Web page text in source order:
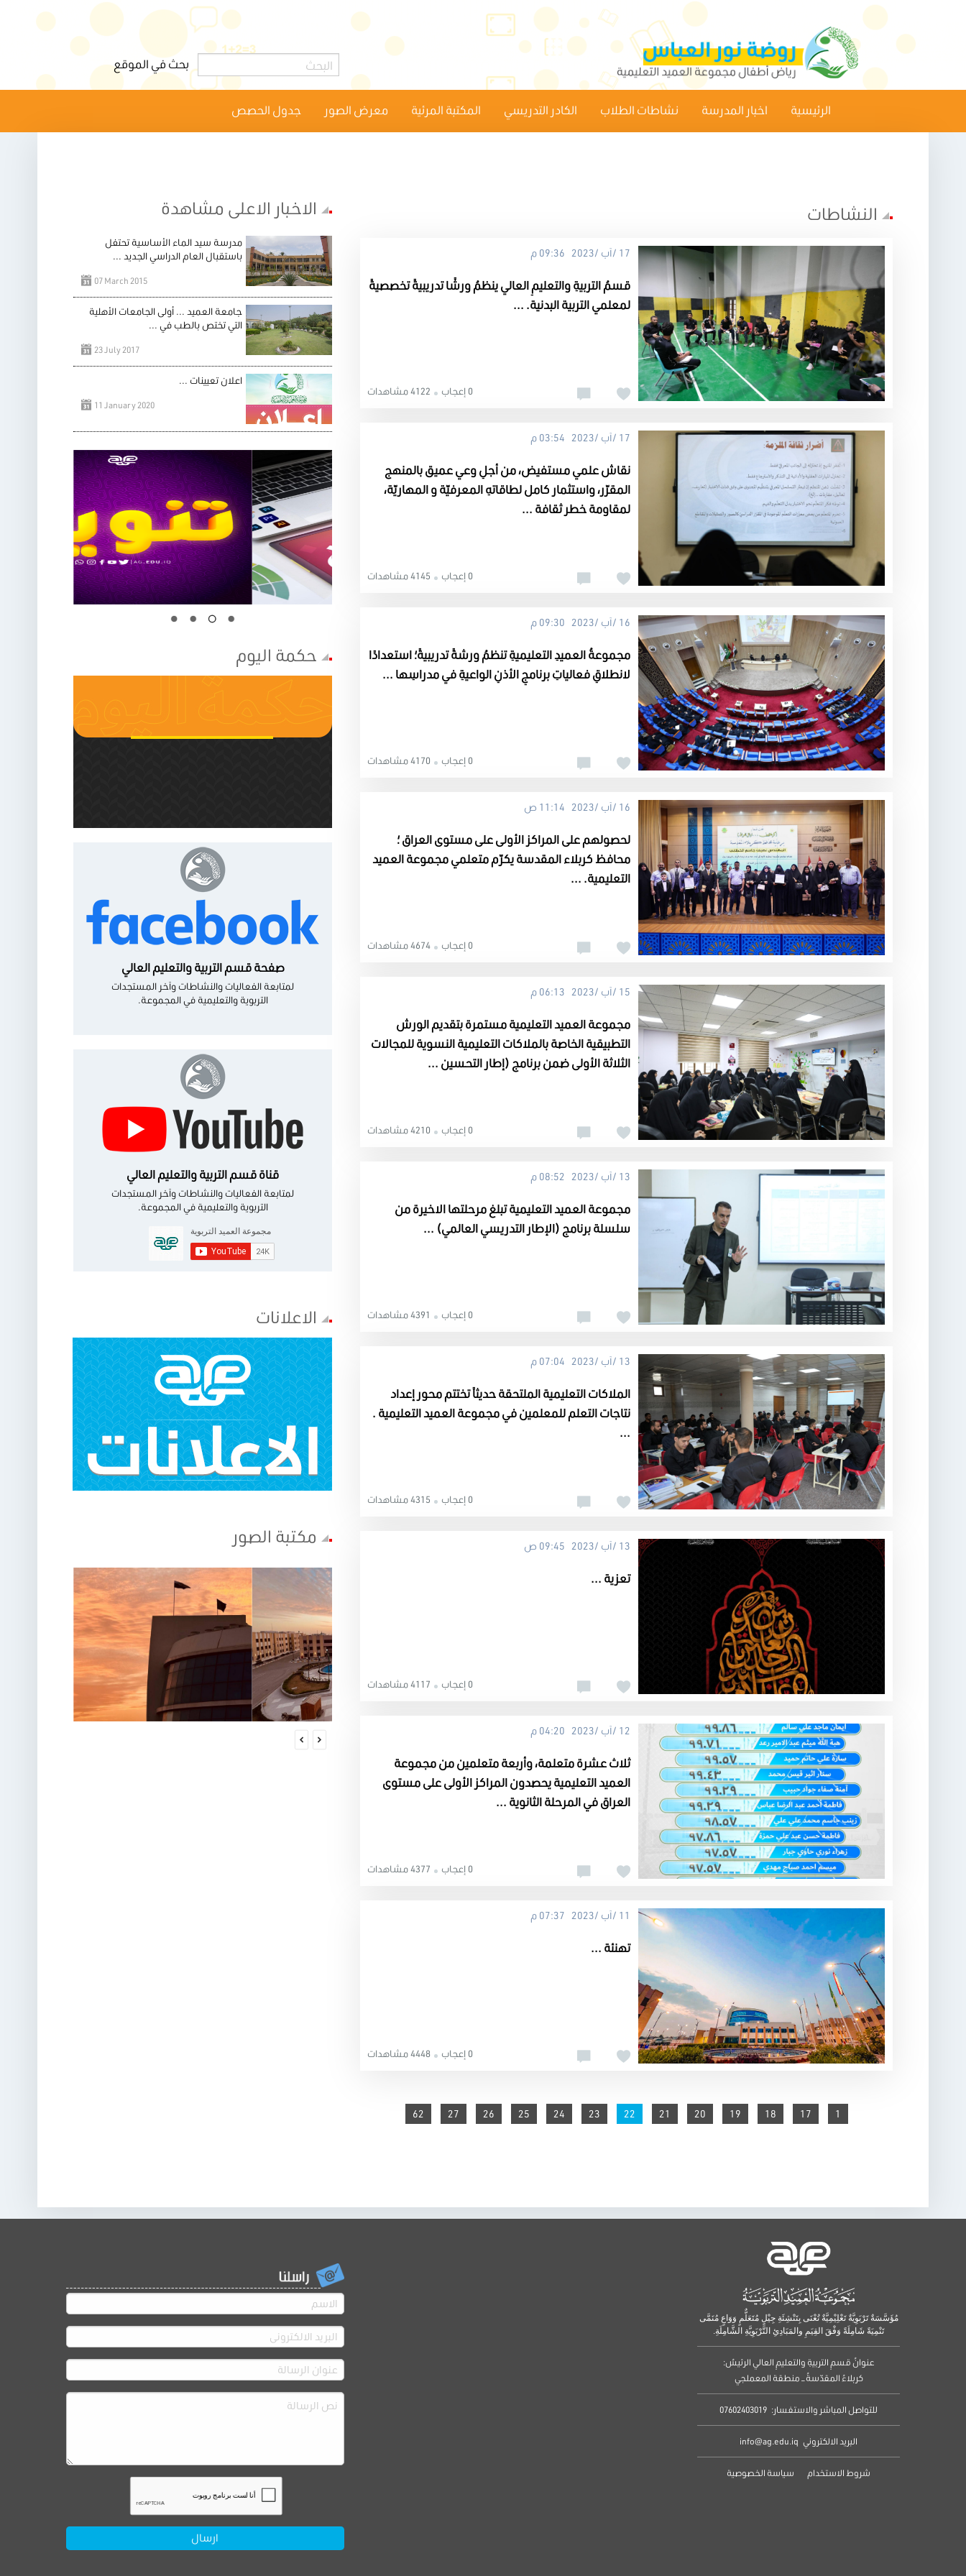
الرئيسية اخبار المدرسة نشاطات الطلاب الكادر التدريسي المكتبة المرئية معرض الصور جدول الحصص
النشاطات
17 /آب /2023 09:36 م
قسمُ التربيةِ والتعليمِ العالي ينظمُ ورشًا تدريبيةً تخصصيةً
لمعلمي التربية البدنية. ...
4122 مشاهدات 0 إعجاب
17 /آب /2023 03:54 م
نقاش علمي مستفيض، من أجلِ وعي عميق بالمنهج
المقرّر، واستثمار كامل لطاقاتهِ المعرفيّة و المهاريّة،
لمقاومة خطر ثقافة ...
4145 مشاهدات 0 إعجاب
16 /آب /2023 09:30 م
مجموعةُ العميدِ التعليميةِ تنظمُ ورشةً تدريبيةً؛ استعدادًا
لانطلاقِ فعالياتِ برنامجِ الأذنِ الواعيةِ في مدراسِها ...
4170 مشاهدات 0 إعجاب
16 /آب /2023 11:14 ص
لحصولهم على المراكز الأولى على مستوى العراق ؛
محافظ كربلاء المقدسة يكرّم متعلمي مجموعة العميد
التعليمية. ...
4674 مشاهدات 0 إعجاب
15 /آب /2023 06:13 م
مجموعة العميد التعليمية مستمرة بتقديم الورش
التطبيقية الخاصة بالملاكات التعليمية النسوية للمجالات
الثلاثة الأولى ضمن برنامج (إطار التحسين ...
4210 مشاهدات 0 إعجاب
13 /آب /2023 08:52 م
مجموعة العميد التعليمية تبلغ مرحلتها الاخيرة من
سلسلة برنامج (الإطار التدريسي العالمي) ...
4391 مشاهدات 0 إعجاب
13 /آب /2023 07:04 م
الملاكات التعليمية الملتحقة حديثاً تختتم محور إعداد
نتاجات التعلم للمعلمين في مجموعة العميد التعليمية .
...
4315 مشاهدات 0 إعجاب
13 /آب /2023 09:45 ص
تعزية ...
4117 مشاهدات 0 إعجاب
12 /آب /2023 04:20 م
ثلاث عشرة متعلمة، وأربعة متعلمين من مجموعة
العميد التعليمية يحصدون المراكز الأولى على مستوى
العراق في المرحلة الثانوية ...
4377 مشاهدات 0 إعجاب
11 /آب /2023 07:37 م
تهنئة ...
4448 مشاهدات 0 إعجاب
1
17
18
19
20
21
You're on page
22
23
24
25
26
27
62
الاخبار الاعلى مشاهدة
مدرسة سيد الماء الأساسية تحتفل
باستقبال العام الدراسي الجديد ...
07 March 2015
جامعة العميد ... أولى الجامعات الأهلية
التي تختص بالطب في ...
23 July 2017
اعلان تعيينات ...
11 January 2020
حكمة اليوم
صفحة قسم التربية والتعليم العالي
لمتابعة الفعاليات والنشاطات وآخر المستجدات
التربوية والتعليمية في المجموعة.
قناة قسم التربية والتعليم العالي
لمتابعة الفعاليات والنشاطات وآخر المستجدات
التربوية والتعليمية في المجموعة.
الاعلانات
مكتبة الصور
مُؤَسَّسَةٌ تَرْبَوِيَّةٌ تَعْلِيْمِيَّةٌ تُعْنَى بِتَنْشِئَةِ جِيْلٍ مُتَعَلٌّمٍ وَوَاعٍ مُنَمَّى
تَنْمِيَةً شَامِلَةً وَفْقَ القِيَمِ والمَبَادِئِ التَّرْبَوِيَّةِ الشَّامِلَةِ.
عنوانُ قسمِ التربيةِ والتعليمِ العالي الرئيسُ:
كربلاءُ المقدّسةُ – منطقة المعملجي
للتواصل المباشر والاستفسار: 07602403019
البريد الالكتروني info@ag.edu.iq
شروط الاستخدام سياسة الخصوصية